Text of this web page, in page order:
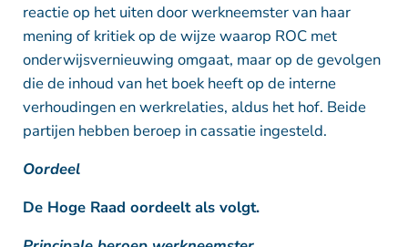
reactie op het uiten door werkneemster van haar
mening of kritiek op de wijze waarop ROC met
onderwijsvernieuwing omgaat, maar op de gevolgen
die de inhoud van het boek heeft op de interne
verhoudingen en werkrelaties, aldus het hof. Beide
partijen hebben beroep in cassatie ingesteld.
Oordeel
De Hoge Raad oordeelt als volgt.